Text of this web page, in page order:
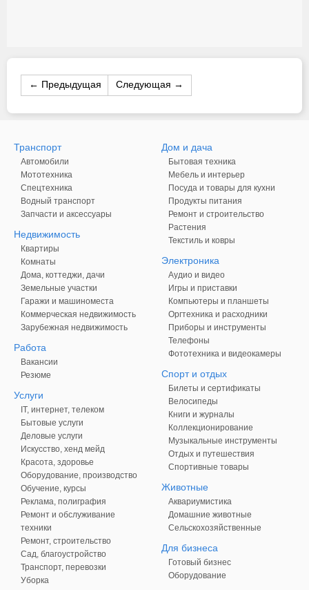
← Предыдущая Следующая →
Транспорт
Автомобили
Мототехника
Спецтехника
Водный транспорт
Запчасти и аксессуары
Недвижимость
Квартиры
Комнаты
Дома, коттеджи, дачи
Земельные участки
Гаражи и машиноместа
Коммерческая недвижимость
Зарубежная недвижимость
Работа
Вакансии
Резюме
Услуги
IT, интернет, телеком
Бытовые услуги
Деловые услуги
Искусство, хенд мейд
Красота, здоровье
Оборудование, производство
Обучение, курсы
Реклама, полиграфия
Ремонт и обслуживание
техники
Ремонт, строительство
Сад, благоустройство
Транспорт, перевозки
Уборка
Дом и дача
Бытовая техника
Мебель и интерьер
Посуда и товары для кухни
Продукты питания
Ремонт и строительство
Растения
Текстиль и ковры
Электроника
Аудио и видео
Игры и приставки
Компьютеры и планшеты
Оргтехника и расходники
Приборы и инструменты
Телефоны
Фототехника и видеокамеры
Спорт и отдых
Билеты и сертификаты
Велосипеды
Книги и журналы
Коллекционирование
Музыкальные инструменты
Отдых и путешествия
Спортивные товары
Животные
Аквариумистика
Домашние животные
Сельскохозяйственные
Для бизнеса
Готовый бизнес
Оборудование